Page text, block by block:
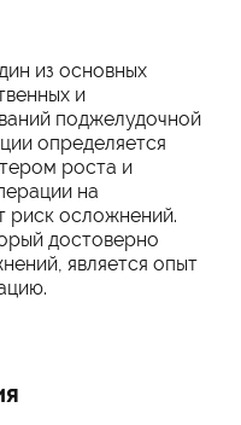
из основных
и
поджелудочной
определяется
роста и
на
риск осложнений.
достоверно
является опыт